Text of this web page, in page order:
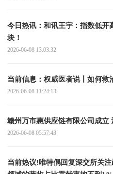
今日热讯：和讯王宇：指数低开
块！
2026-06-08 13:03:32
当前信息：权威医者说丨如何救
2026-06-08 11:24:13
赣州万市惠供应链有限公司成立
2026-06-08 05:57:43
当前热议!唯特偶回复深交所关